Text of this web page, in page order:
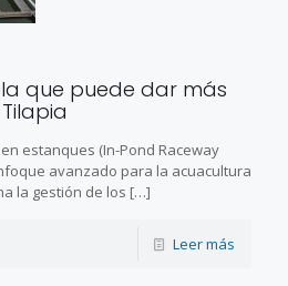
que puede dar más
estanques (In-Pond Raceway
avanzado para la acuacultura
la gestión de los […]
Leer más